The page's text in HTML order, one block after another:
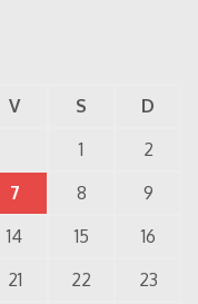
V S
D
1
2
7 8
9
14 15
16
21 22 23